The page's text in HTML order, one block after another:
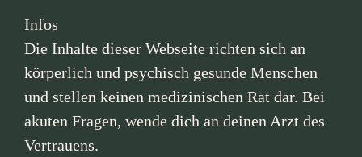
Infos
Die Inhalte dieser Webseite richten sich an
körperlich und psychisch gesunde Menschen
und stellen keinen medizinischen Rat dar. Bei
akuten Fragen, wende dich an deinen Arzt des
Vertrauens.